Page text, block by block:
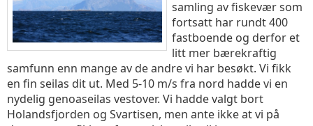
samling av fiskevær som
fortsatt har rundt 400
fastboende og derfor et
litt mer bærekraftig
samfunn enn mange av de andre vi har besøkt. Vi fikk
en fin seilas dit ut. Med 5-10 m/s fra nord hadde vi en
nydelig genoaseilas vestover. Vi hadde valgt bort
Holandsfjorden og Svartisen, men ante ikke at vi på